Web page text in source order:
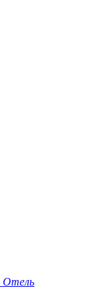
Отель